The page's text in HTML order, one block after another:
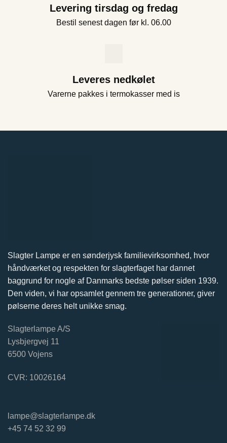
Levering tirsdag og fredag
Bestil senest dagen før kl. 06.00
Leveres nedkølet
Varerne pakkes i termokasser med is
Slagter Lampe er en sønderjysk familievirksomhed, hvor
håndværket og respekten for slagterfaget har dannet
baggrund for nogle af Danmarks bedste pølser siden 1939.
Den viden, vi har opsamlet gennem tre generationer, giver
pølserne deres helt unikke smag.
Slagterlampe A/S
Lysbjergvej 11
6500 Vojens
CVR: 10026164
lampe@slagterlampe.dk
+45 74 52 32 99